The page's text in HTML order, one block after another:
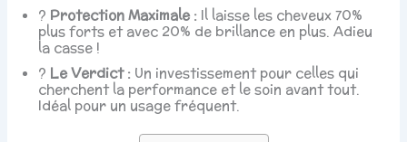
?️ Protection Maximale : Il laisse les cheveux 70%
plus forts et avec 20% de brillance en plus. Adieu
la casse !
? Le Verdict : Un investissement pour celles qui
cherchent la performance et le soin avant tout.
Idéal pour un usage fréquent.